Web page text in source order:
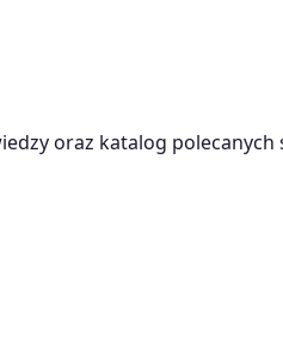
oraz katalog